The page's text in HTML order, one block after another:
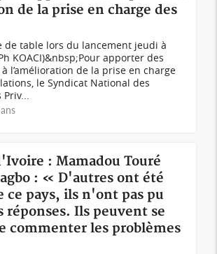
de la prise en charge des
de table lors du lancement jeudi à
KOACI)&nbsp;Pour apporter des
l’amélioration de la prise en charge
le Syndicat National des
Priv...
: Mamadou Touré
: « D'autres ont été
ce pays, ils n'ont pas pu
réponses. Ils peuvent se
commenter les problèmes